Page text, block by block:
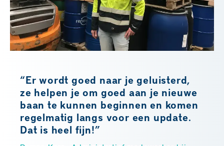
“Er wordt goed naar je geluisterd,
ze helpen je om goed aan je nieuwe
baan te kunnen beginnen en komen
regelmatig langs voor een update.
Dat is heel fijn!”